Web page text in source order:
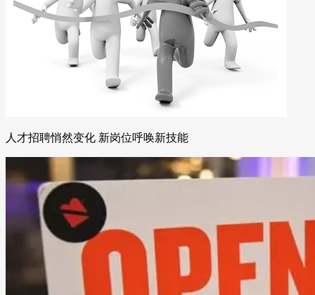
人才招聘悄然变化 新岗位呼唤新技能